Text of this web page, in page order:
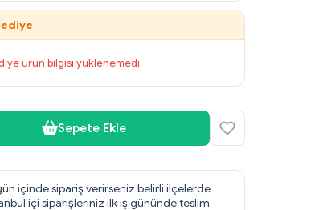
ürün bilgisi yüklenemedi
Sepete Ekle
içinde sipariş verirseniz belirli ilçelerde
içi siparişleriniz ilk iş gününde teslim